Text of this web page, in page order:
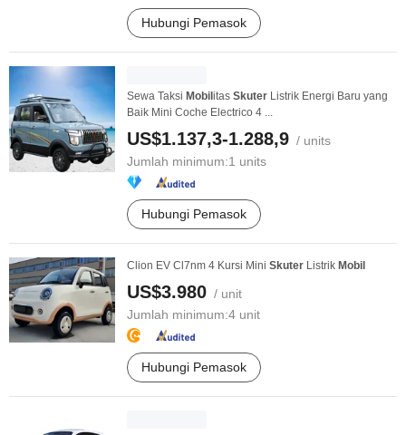
Hubungi Pemasok
Sewa Taksi Mobil itas Skuter Listrik Energi Baru yang
Baik Mini Coche Electrico 4 ...
US$1.137,3-1.288,9 / units
Jumlah minimum:1 units
Hubungi Pemasok
Clion EV Cl7nm 4 Kursi Mini Skuter Listrik Mobil
US$3.980 / unit
Jumlah minimum:4 unit
Hubungi Pemasok